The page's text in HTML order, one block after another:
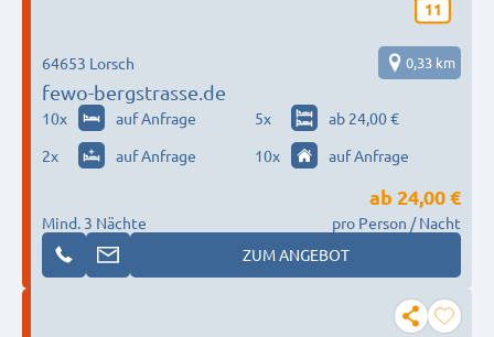
11
fewo-bergstrasse.de
64653 Lorsch 0,33 km
10x auf Anfrage 5x
ab 24,00 €
2x auf Anfrage 10x auf Anfrage
Mind. 3 Nächte
ab 24,00 €
pro Person / Nacht
ZUM ANGEBOT